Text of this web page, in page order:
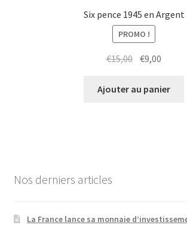
Six pence 1945 en Argent
PROMO !
€15,00 €9,00
Ajouter au panier
Nos derniers articles
La France lance sa monnaie